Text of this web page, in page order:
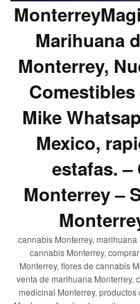
Marihuana
Monterrey,
Comestibles
Mike
Mexico,
estafas. –
Monterrey –
cannabis Monterrey,
cannabis Monterrey,
Monterrey, flores de cannabis
venta de marihuana Monterrey,
medicinal Monterrey,